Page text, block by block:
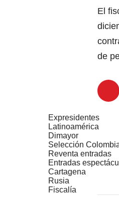
El
de
Expresidentes
Latinoamérica
Dimayor
Selección
Reventa entradas
Entradas
Cartagena
Rusia
Fiscalía